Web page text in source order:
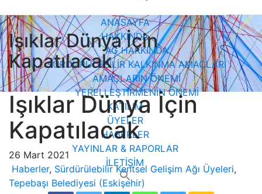
for:
ANASAYFA
HAKKINDA
AĞ HAKKINDA
SÜRDÜRÜLEBİLİR KALKINMA AMAÇLARI
AMAÇLARIN ÖNEMİ
YERELLEŞTİRMENİN ÖNEMİ
KATILIM
ÜYELER
HABERLER
YAYINLAR & RAPORLAR
İLETİŞİM
Search
Işıklar Dünya İçin
Kapatılacak
Işıklar Dünya İçin
Kapatılacak
26 Mart 2021
Haberler, Sürdürülebilir Kentsel Gelişim Ağı Üyeleri,
Tepebaşı Belediyesi (Eskişehir)